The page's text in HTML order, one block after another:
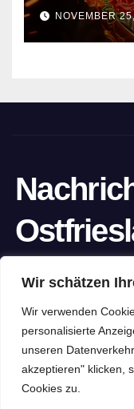
Wir schätzen
Wir verwenden
personalisierte
unseren
akzeptieren" klicken,
Cookies zu.
NOVEMBER
Stolz präsentiert